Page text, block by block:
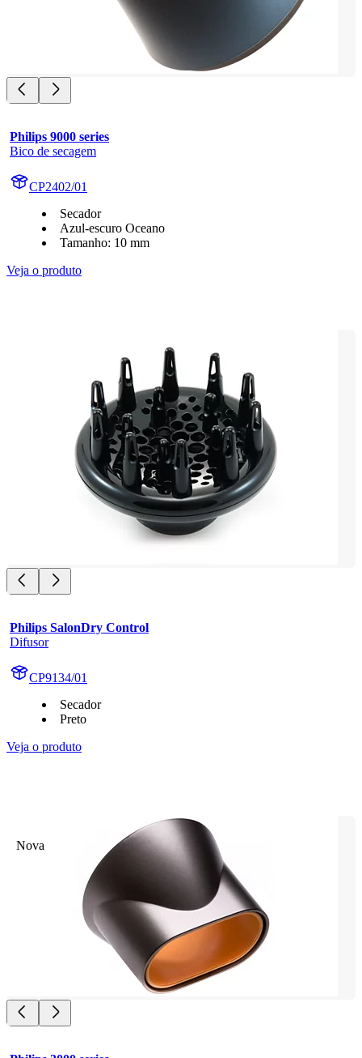
Philips 9000 series
Bico de secagem
CP2402/01
Secador
Azul-escuro Oceano
Tamanho: 10 mm
Veja o produto
Philips SalonDry Control
Difusor
CP9134/01
Secador
Preto
Veja o produto
Nova